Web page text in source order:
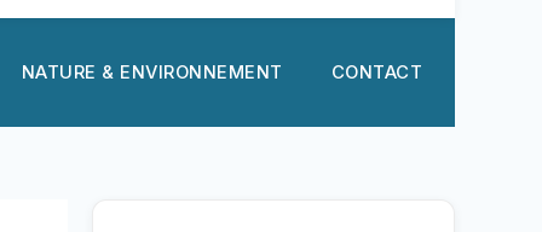
NATURE & ENVIRONNEMENT CONTACT